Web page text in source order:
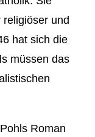
und
hat sich die
müssen das
Roman